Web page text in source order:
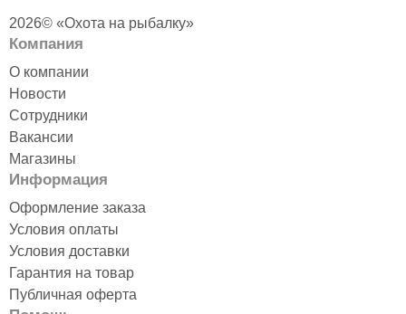
2026© «Охота на рыбалку»
Компания
О компании
Новости
Сотрудники
Вакансии
Магазины
Информация
Оформление заказа
Условия оплаты
Условия доставки
Гарантия на товар
Публичная оферта